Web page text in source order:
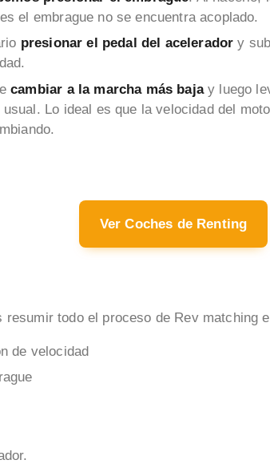
el embrague no se encuentra acoplado.
presionar el pedal del aceleradory
cambiar a la marcha más bajay luego
Lo ideal es que la velocidad del
Ver Coches de Renting
resumir todo el proceso de Rev matching
de velocidad